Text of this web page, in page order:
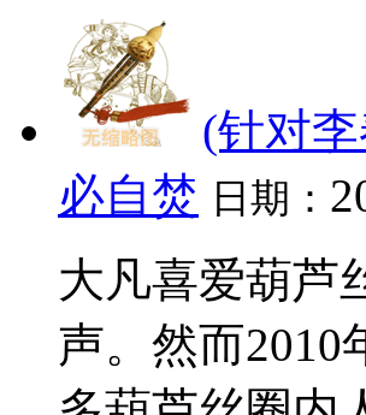
(针对
必自焚 日期：
大凡喜爱葫芦
声。然而2010